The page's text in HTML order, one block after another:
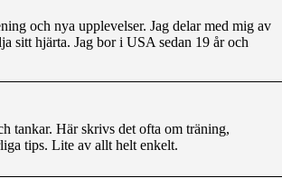
och nya upplevelser. Jag delar med mig av
sitt hjärta. Jag bor i USA sedan 19 år och
tankar. Här skrivs det ofta om träning,
tips. Lite av allt helt enkelt.